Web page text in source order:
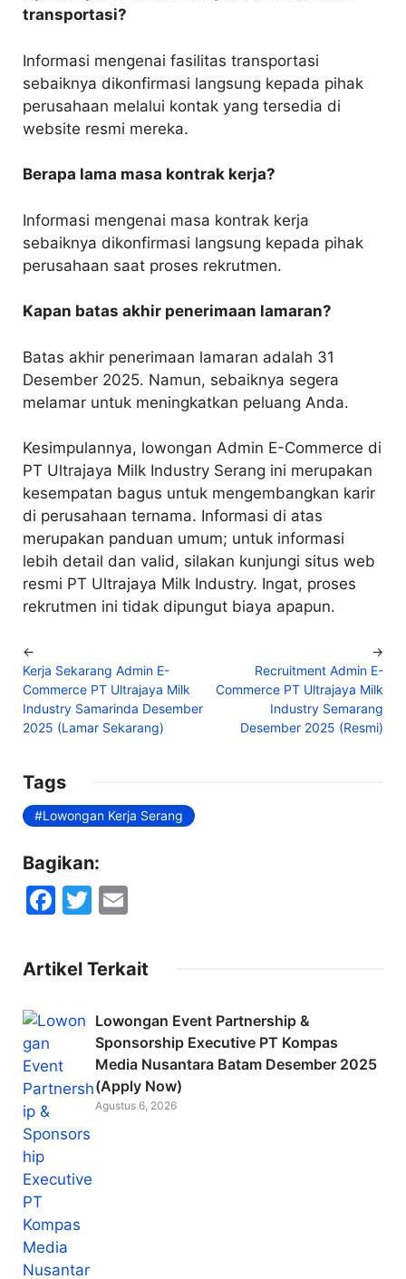
transportasi?
Informasi mengenai fasilitas transportasi
sebaiknya dikonfirmasi langsung kepada pihak
perusahaan melalui kontak yang tersedia di
website resmi mereka.
Berapa lama masa kontrak kerja?
Informasi mengenai masa kontrak kerja
sebaiknya dikonfirmasi langsung kepada pihak
perusahaan saat proses rekrutmen.
Kapan batas akhir penerimaan lamaran?
Batas akhir penerimaan lamaran adalah 31
Desember 2025. Namun, sebaiknya segera
melamar untuk meningkatkan peluang Anda.
Kesimpulannya, lowongan Admin E-Commerce di
PT Ultrajaya Milk Industry Serang ini merupakan
kesempatan bagus untuk mengembangkan karir
di perusahaan ternama. Informasi di atas
merupakan panduan umum; untuk informasi
lebih detail dan valid, silakan kunjungi situs web
resmi PT Ultrajaya Milk Industry. Ingat, proses
rekrutmen ini tidak dipungut biaya apapun.
←
Kerja Sekarang Admin E-
Commerce PT Ultrajaya Milk
Industry Samarinda Desember
2025 (Lamar Sekarang)
Recruitment Admin E-
Commerce PT Ultrajaya Milk
Industry Semarang
Desember 2025 (Resmi)
→
Tags
Lowongan Kerja Serang
Bagikan:
F
c
e
b
o
k
T
itt
er
ai
l
Artikel Terkait
Lowongan Event Partnership &
Sponsorship Executive PT Kompas
Media Nusantara Batam Desember 2025
(Apply Now)
Agustus 6, 2026